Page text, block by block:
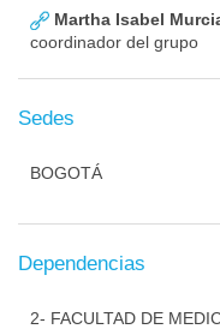
Martha Isabel
coordinador del grupo
Sedes
BOGOTÁ
Dependencias
2- FACULTAD DE